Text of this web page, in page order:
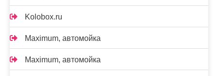
Kolobox.ru
Maximum, автомойка
Maximum, автомойка